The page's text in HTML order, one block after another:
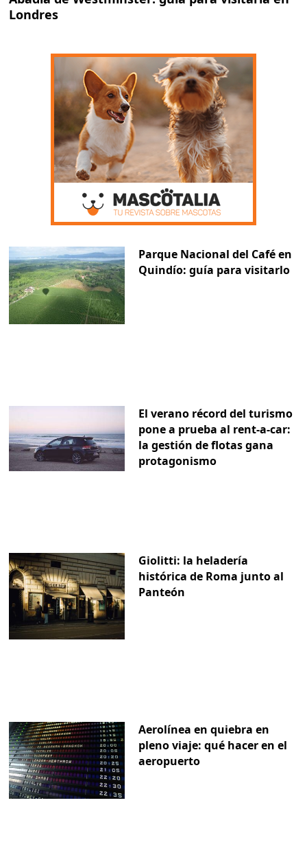
Londres
Parque Nacional del Café en
Quindío: guía para visitarlo
El verano récord del turismo
pone a prueba al rent-a-car:
la gestión de flotas gana
protagonismo
Giolitti: la heladería
histórica de Roma junto al
Panteón
Aerolínea en quiebra en
pleno viaje: qué hacer en el
aeropuerto